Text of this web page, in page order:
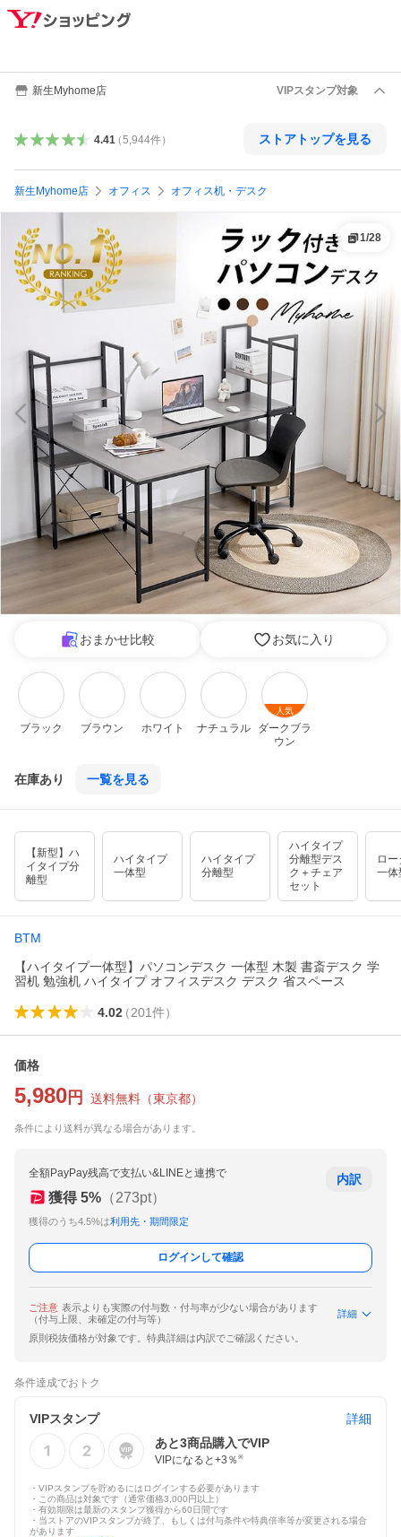
新生Myhome店 VIPスタンプ対象
4.41（5,944件） ストアトップを見る
新生Myhome店 オフィス オフィス机・デスク
1/28
おまかせ比較 お気に入り
ブラック ブラウン ホワイト ナチュラル
人気
ダークブラ
ウン
在庫あり 一覧を見る
【新型】ハ
イタイプ分
離型
ハイタイプ
一体型
ハイタイプ
分離型
ハイタイプ
分離型デス
ク＋チェア
セット
ロ
一体
BTM
【ハイタイプ一体型】パソコンデスク 一体型 木製 書斎デスク 学
習机 勉強机 ハイタイプ オフィスデスク デスク 省スペース
4.02（201件）
価格
5,980 円 送料無料 （東京都）
条件により送料が異なる場合があります。
全額PayPay残高で支払い&LINEと連携で
獲得 5% （273pt）
獲得のうち4.5%は利用先・期間限定
内訳
ログインして確認
ご注意 表示よりも実際の付与数・付与率が少ない場合があります
（付与上限、未確定の付与等）
詳細
原則税抜価格が対象です。特典詳細は内訳でご確認ください。
条件達成でおトク
VIPスタンプ
詳細
あと3商品購入でVIP
VIPになると+3 ％ ※
・VIPスタンプを貯めるにはログインする必要があります
・この商品は対象です（通常価格3,000円以上）
・有効期限は最新のスタンプ獲得から60日間です
・当ストアのVIPスタンプが終了、もしくは付与条件や特典倍率等が変更される場合
があります